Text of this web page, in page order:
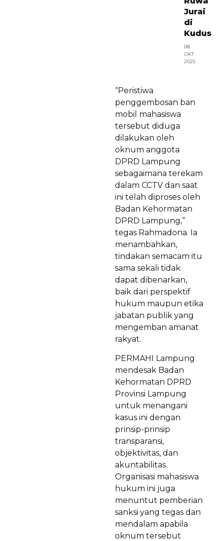
Jurai
di
Kudus
08
OKT
2025
“Peristiwa
penggembosan ban
mobil mahasiswa
tersebut diduga
dilakukan oleh
oknum anggota
DPRD Lampung
sebagaimana terekam
dalam CCTV dan saat
ini telah diproses oleh
Badan Kehormatan
DPRD Lampung,”
tegas Rahmadona. Ia
menambahkan,
tindakan semacam itu
sama sekali tidak
dapat dibenarkan,
baik dari perspektif
hukum maupun etika
jabatan publik yang
mengemban amanat
rakyat.
PERMAHI Lampung
mendesak Badan
Kehormatan DPRD
Provinsi Lampung
untuk menangani
kasus ini dengan
prinsip-prinsip
transparansi,
objektivitas, dan
akuntabilitas.
Organisasi mahasiswa
hukum ini juga
menuntut pemberian
sanksi yang tegas dan
mendalam apabila
oknum tersebut